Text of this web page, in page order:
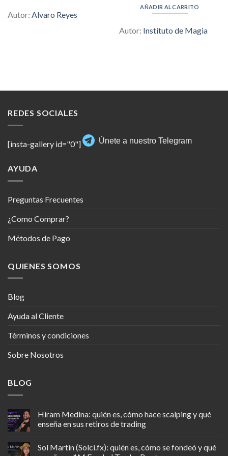
Autor: Alvaro Reyes
was:
$97.00.
is:
$6.00.
AÑADIR AL CARRITO
Autor: Instituto de Magia
REDES SOCIALES
[insta-gallery id="0"] Únete a nuestro Telegram
AYUDA
Preguntas Frecuentes
¿Como Comprar?
Métodos de Pago
QUIENES SOMOS
Blog
Ayuda al Cliente
Términos y condiciones
Sobre Nosotros
BLOG
Hiram Medina: quién es, cómo hace scalping y qué
enseña en sus retiros de trading
Sol Martin (Solci.fx): quién es, cómo se fondeó y qué